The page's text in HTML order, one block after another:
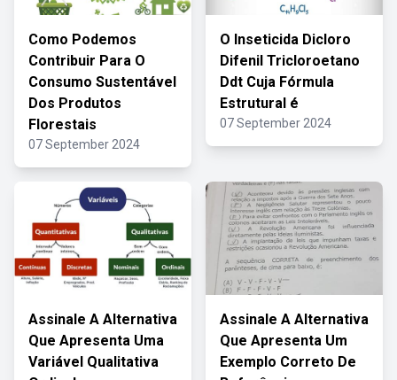
Como Podemos
Contribuir Para O
Consumo Sustentável
Dos Produtos
Florestais
07 September 2024
O Inseticida Dicloro
Difenil Tricloroetano
Ddt Cuja Fórmula
Estrutural é
07 September 2024
Assinale A Alternativa
Que Apresenta Uma
Variável Qualitativa
Assinale A Alternativa
Que Apresenta Um
Exemplo Correto De